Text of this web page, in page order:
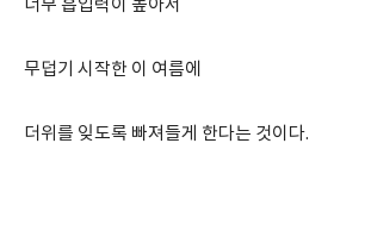
너무 흡입력이 높아서
무덥기 시작한 이 여름에
더위를 잊도록 빠져들게 한다는 것이다.